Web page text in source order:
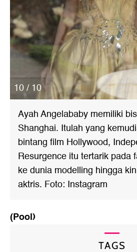
10 / 10
Ayah Angelababy memiliki
Shanghai. Itulah yang
bintang film Hollywood,
Resurgence itu tertarik pada
ke dunia modelling hingga
aktris. Foto: Instagram
(Pool)
TAGS